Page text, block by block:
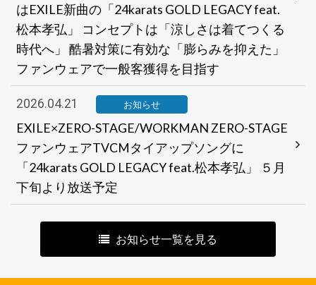
はEXILE新曲の「24karats GOLD LEGACY feat.
松本孝弘」 コンセプトは「涼しさは着てつくる
時代へ」 酷暑対策に有効な「膨らみを抑えた」
ファンウェアで一般客獲得を目指す
2026.04.21 お知らせ
EXILE×ZERO-STAGE/WORKMAN ZERO-STAGE
ファンウェアTVCMタイアップソングに
「24karats GOLD LEGACY feat.松本孝弘」 ５月
下旬より放送予定
お知らせ一覧を見る